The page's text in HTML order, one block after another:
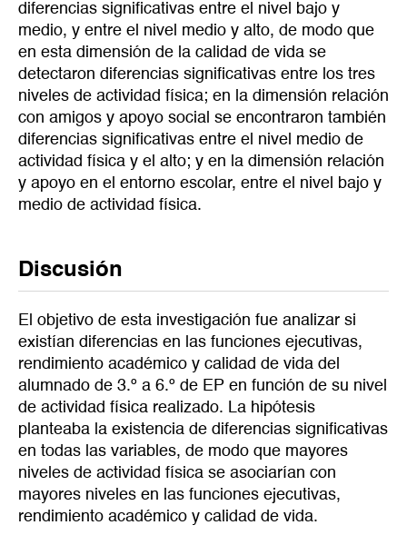
diferencias significativas entre el nivel bajo y
medio, y entre el nivel medio y alto, de modo que
en esta dimensión de la calidad de vida se
detectaron diferencias significativas entre los tres
niveles de actividad física; en la dimensión relación
con amigos y apoyo social se encontraron también
diferencias significativas entre el nivel medio de
actividad física y el alto; y en la dimensión relación
y apoyo en el entorno escolar, entre el nivel bajo y
medio de actividad física.
Discusión
El objetivo de esta investigación fue analizar si
existían diferencias en las funciones ejecutivas,
rendimiento académico y calidad de vida del
alumnado de 3.º a 6.º de EP en función de su nivel
de actividad física realizado. La hipótesis
planteaba la existencia de diferencias significativas
en todas las variables, de modo que mayores
niveles de actividad física se asociarían con
mayores niveles en las funciones ejecutivas,
rendimiento académico y calidad de vida.